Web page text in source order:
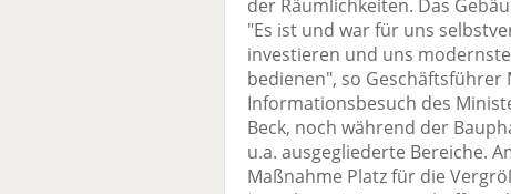
der Räumlichkeiten. Das
"Es ist und war für uns
investieren und uns
bedienen", so Geschäftsführer
Informationsbesuch des
Beck, noch während der
u.a. ausgegliederte Bereiche.
Maßnahme Platz für die